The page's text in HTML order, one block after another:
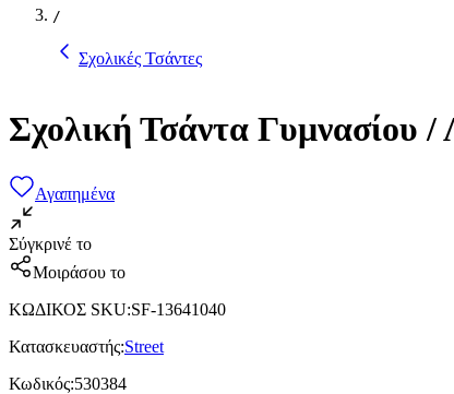
/
Σχολικές Τσάντες
Σχολική Τσάντα Γυμνασίου
Αγαπημένα
Σύγκρινέ το
Μοιράσου το
ΚΩΔΙΚΟΣ SKU:SF-13641040
Κατασκευαστής:Street
Κωδικός:530384